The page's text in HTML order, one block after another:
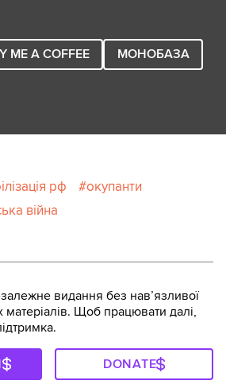
ME A COFFEE
МОНОБАЗА
рф
окупанти
війна
видання без навʼязливої
Щоб працювати далі,
DONATE